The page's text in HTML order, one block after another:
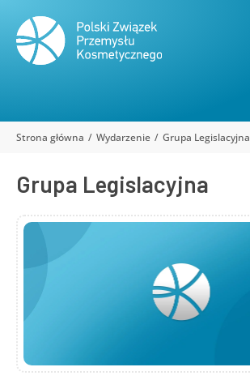
Jesteś tutaj:
Strona główna Wydarzenie Grupa Legislacyjna
Grupa Legislacyjna